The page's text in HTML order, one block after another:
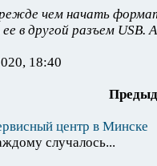
чем начать
в другой разъем USB.
18:40
центр в Минске
случалось...